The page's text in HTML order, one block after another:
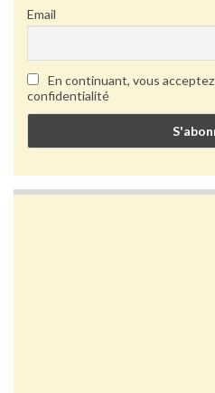
Email
En continuant, vous
confidentialité